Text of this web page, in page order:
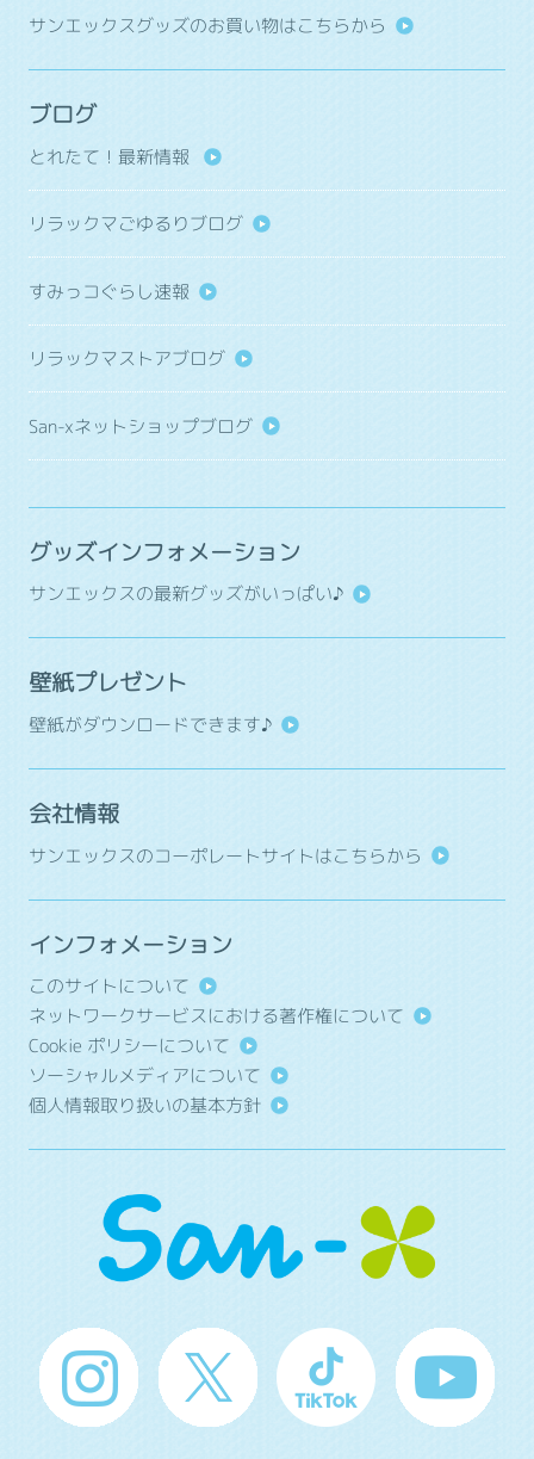
サンエックスグッズのお買い物はこちらから
ブログ
とれたて！最新情報
リラックマごゆるりブログ
すみっコぐらし速報
リラックマストアブログ
San-xネットショップブログ
グッズインフォメーション
サンエックスの最新グッズがいっぱい♪
壁紙プレゼント
壁紙がダウンロードできます♪
会社情報
サンエックスのコーポレートサイトはこちらから
インフォメーション
このサイトについて
ネットワークサービスにおける著作権について
Cookie ポリシーについて
ソーシャルメディアについて
個人情報取り扱いの基本方針